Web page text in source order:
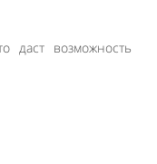
даст возможность